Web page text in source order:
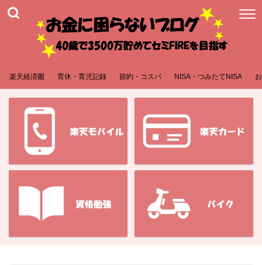
楽天経済圏 育休・育児記録 節約・コスパ NISA・つみたてNISA